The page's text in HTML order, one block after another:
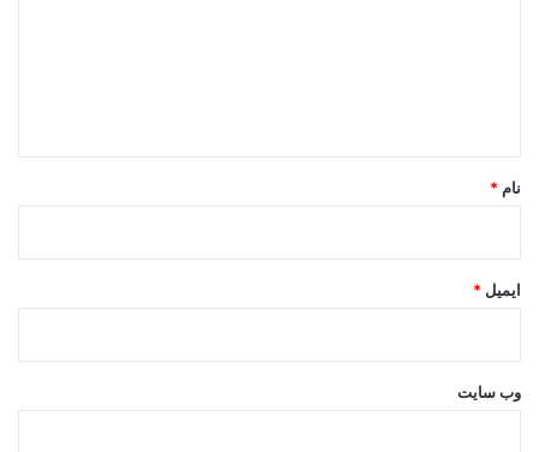
نام *
ایمیل *
وب‌ سایت